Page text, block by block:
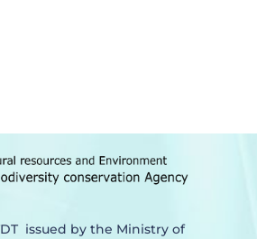
issued by the Ministry of